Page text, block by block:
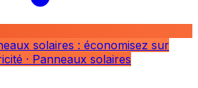
solaires : économisez sur
· Panneaux solaires